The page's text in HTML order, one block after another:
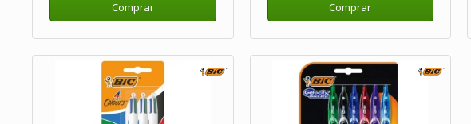
Comprar Comprar